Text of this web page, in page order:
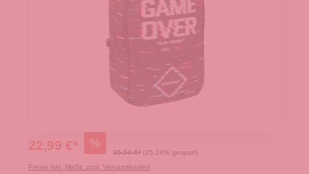
22,99 €* %
35,50 €* (35.24% gespart)
Preise inkl. MwSt. zzgl. Versandkosten